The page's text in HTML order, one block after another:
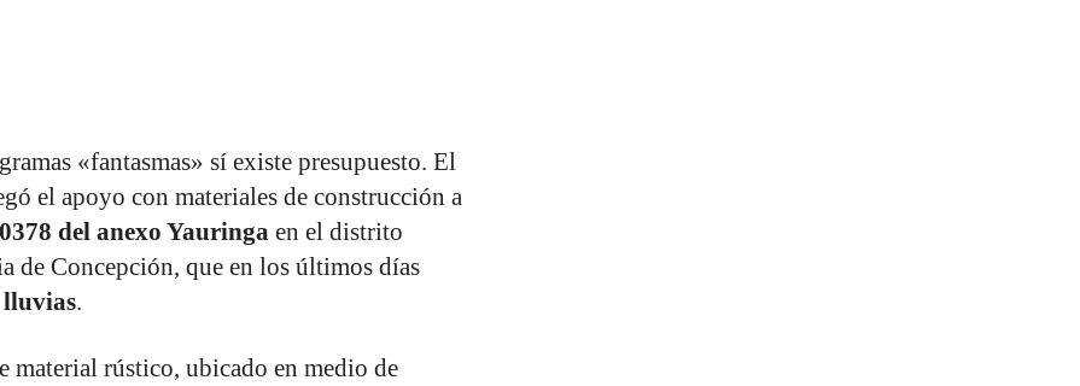
«fantasmas» sí existe presupuesto. El
el apoyo con materiales de construcción a
del anexo Yauringa en el distrito
de Concepción, que en los últimos días
lluvias.
material rústico, ubicado en medio de